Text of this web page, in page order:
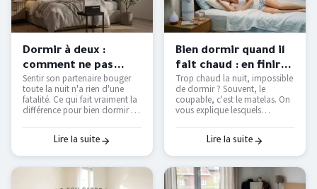
Dormir à deux :
comment ne pas
déranger son
partenaire ?
Sentir son partenaire bouger
toute la nuit n'a rien d'une
fatalité. Ce qui fait vraiment la
différence pour bien dormir à
avant d'acheter.
Lire la suite
Bien dormir quand il
fait chaud : en finir
avec les nuits moites
— Literie Bottz Liège
Trop chaud la nuit, impossible
de dormir ? Souvent, le
coupable, c'est le matelas. On
vous explique lesquels
vraiment, et comment
retrouver des nuits fraîches
sans tout remplacer.
Lire la suite